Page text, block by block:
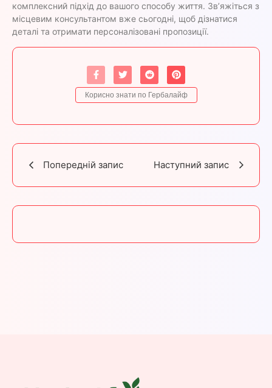
комплексний підхід до вашого способу життя. Зв’яжіться з
місцевим консультантом вже сьогодні, щоб дізнатися
деталі та отримати персоналізовані пропозиції.
Корисно знати по Гербалайф
Попередній запис Наступний запис